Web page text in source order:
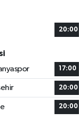
20:00
17:00
20:00
20:00